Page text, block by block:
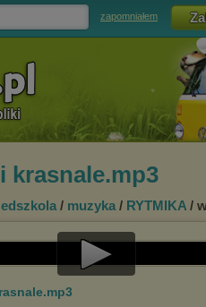
zapomniałem
krasnale.mp3
/ muzyka / RYTMIKA /
Play